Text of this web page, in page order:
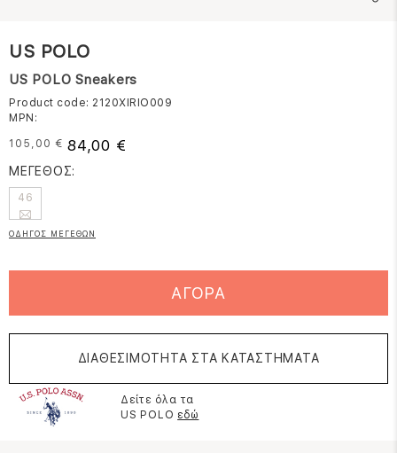
US POLO
US POLO Sneakers
Product code: 2120XIRIO009
MPN:
105,00 € 84,00 €
ΜΕΓΕΘΟΣ:
46
ΟΔΗΓΟΣ ΜΕΓΕΘΩΝ
ΑΓΟΡΑ
ΔΙΑΘΕΣΙΜΟΤΗΤΑ ΣΤΑ ΚΑΤΑΣΤΗΜΑΤΑ
Δείτε όλα τα
US POLO εδώ